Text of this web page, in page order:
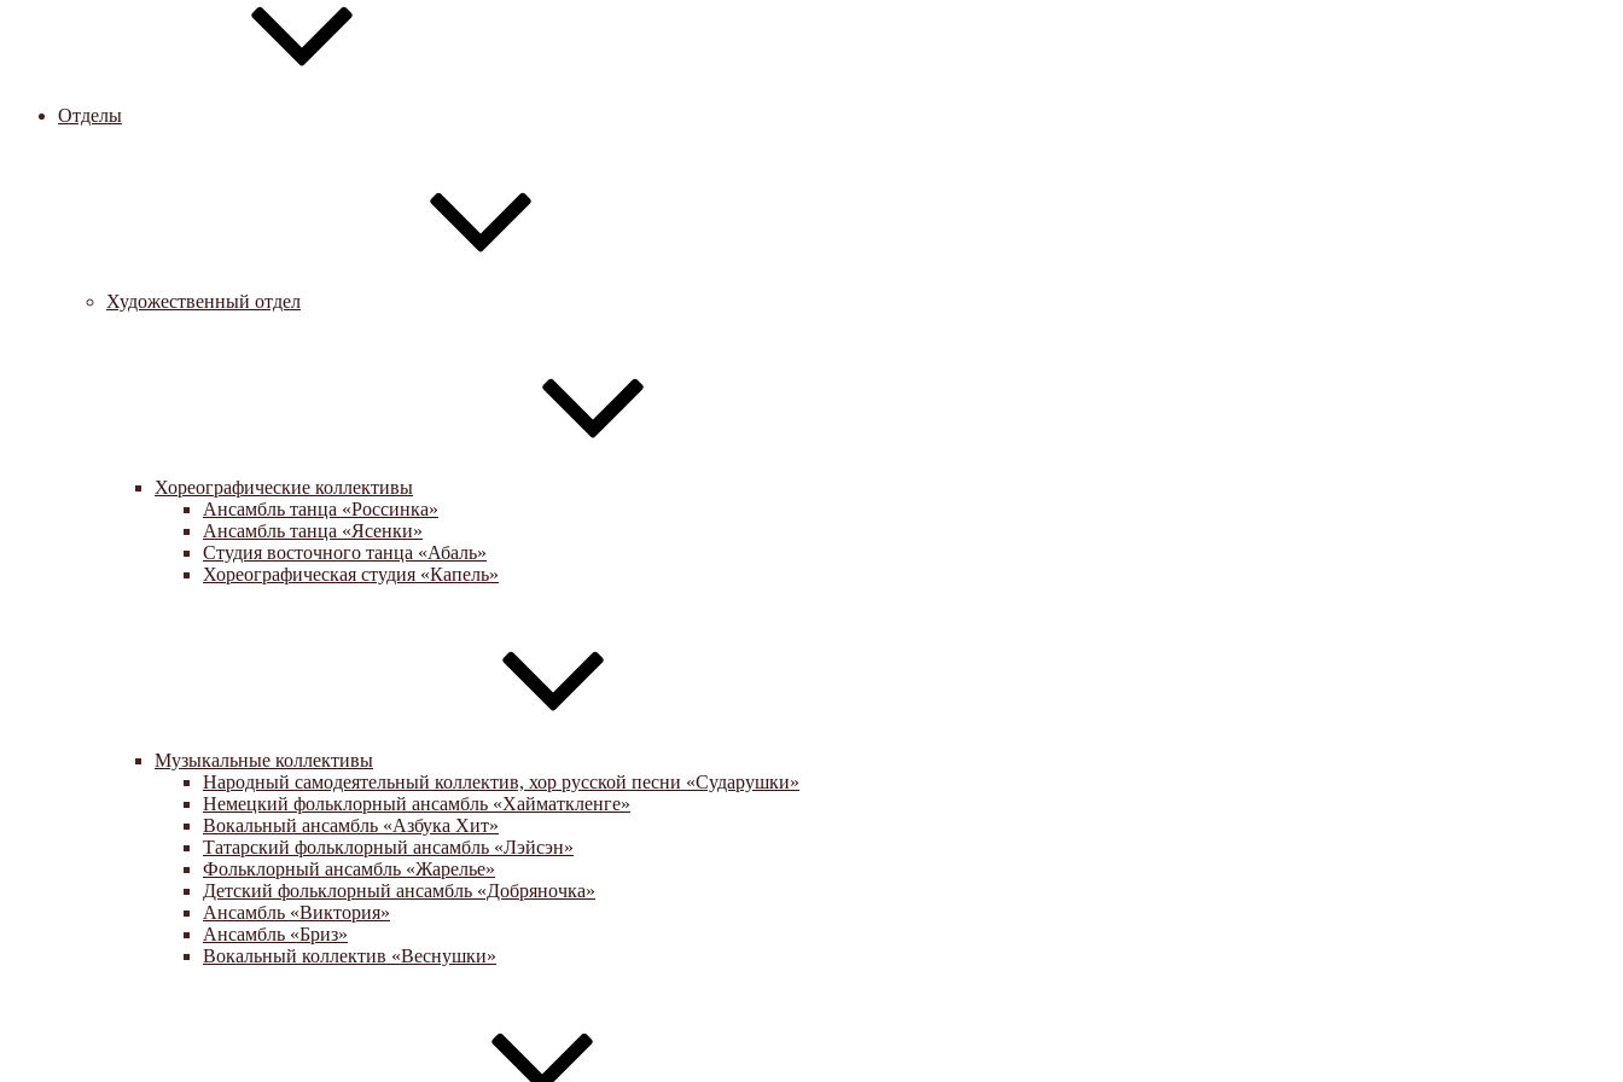
Отделы
Художественный отдел
Хореографические коллективы
Ансамбль танца «Россинка»
Ансамбль танца «Ясенки»
Студия восточного танца «Абаль»
Хореографическая студия «Капель»
Музыкальные коллективы
Народный самодеятельный коллектив, хор русской песни «Сударушки»
Немецкий фольклорный ансамбль «Хайматкленге»
Вокальный ансамбль «Азбука Хит»
Татарский фольклорный ансамбль «Лэйсэн»
Фольклорный ансамбль «Жарелье»
Детский фольклорный ансамбль «Добряночка»
Ансамбль «Виктория»
Ансамбль «Бриз»
Вокальный коллектив «Веснушки»